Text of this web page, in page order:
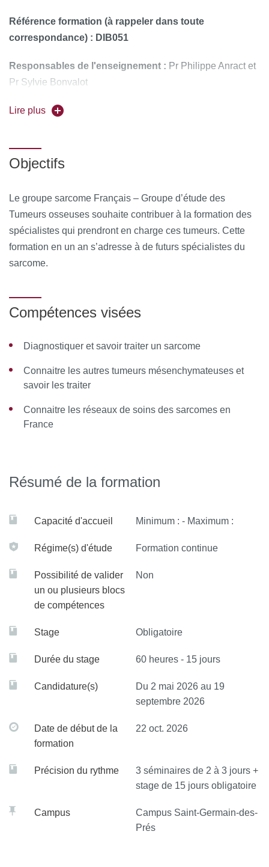
Référence formation (à rappeler dans toute
correspondance) : DIB051
Responsables de l'enseignement : Pr Philippe Anract et
Pr Sylvie Bonvalot
Forme de l'enseignement :
Lire plus
Objectifs
Le groupe sarcome Français – Groupe d’étude des
Tumeurs osseuses souhaite contribuer à la formation des
spécialistes qui prendront en charge ces tumeurs. Cette
formation en un an s’adresse à de futurs spécialistes du
sarcome.
Compétences visées
Diagnostiquer et savoir traiter un sarcome
Connaitre les autres tumeurs mésenchymateuses et
savoir les traiter
Connaitre les réseaux de soins des sarcomes en
France
Résumé de la formation
Capacité d'accueil Minimum : - Maximum :
Régime(s) d'étude Formation continue
Possibilité de valider
un ou plusieurs blocs
de compétences
Non
Stage Obligatoire
Durée du stage 60 heures - 15 jours
Candidature(s)
Du 2 mai 2026 au 19
septembre 2026
Date de début de la
formation
22 oct. 2026
Précision du rythme
3 séminaires de 2 à 3 jours +
stage de 15 jours obligatoire
Campus
Campus Saint-Germain-des-
Prés